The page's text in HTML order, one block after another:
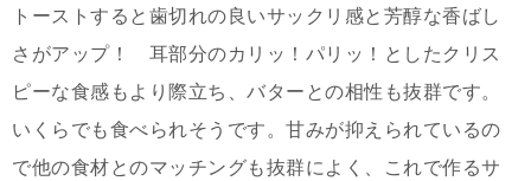
トーストすると歯切れの良いサックリ感と芳醇な香ばし
さがアップ！ 耳部分のカリッ！パリッ！としたクリス
ピーな食感もより際立ち、バターとの相性も抜群です。
いくらでも食べられそうです。甘みが抑えられているの
で他の食材とのマッチングも抜群によく、これで作るサ